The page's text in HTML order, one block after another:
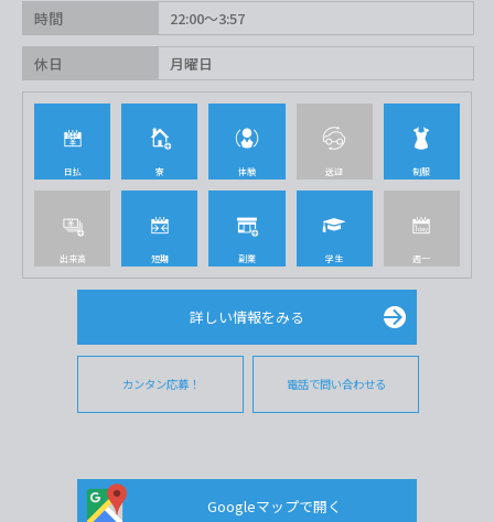
時間 22:00〜3:57
休日 月曜日
日払 寮 体験 送迎 制服
出来高 短期 副業 学生 週一
詳しい情報をみる
カンタン応募！ 電話で問い合わせる
Googleマップで開く